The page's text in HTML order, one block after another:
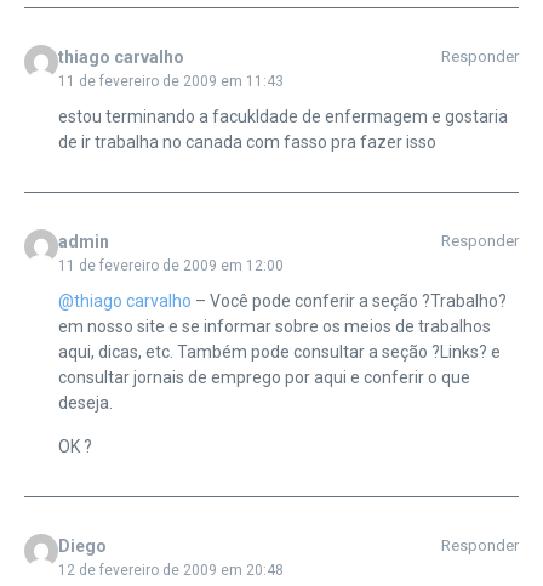
thiago carvalho
11 de fevereiro de 2009 em 11:43
Responder
estou terminando a facukldade de enfermagem e gostaria
de ir trabalha no canada com fasso pra fazer isso
admin
11 de fevereiro de 2009 em 12:00
Responder
@thiago carvalho – Você pode conferir a seção ?Trabalho?
em nosso site e se informar sobre os meios de trabalhos
aqui, dicas, etc. Também pode consultar a seção ?Links? e
consultar jornais de emprego por aqui e conferir o que
deseja.
OK ?
Diego
12 de fevereiro de 2009 em 20:48
Responder